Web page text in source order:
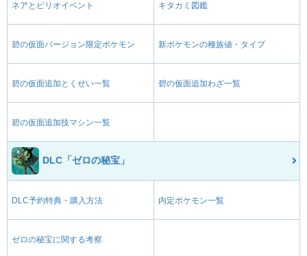
ネアとビリオイベント キタカミ図鑑
碧の仮面バージョン限定ポケモン 新ポケモンの種族値・タイプ
碧の仮面追加とくせい一覧 碧の仮面追加わざ一覧
碧の仮面追加技マシン一覧
DLC「ゼロの秘宝」
DLC予約特典・購入方法 内定ポケモン一覧
ゼロの秘宝に関する考察